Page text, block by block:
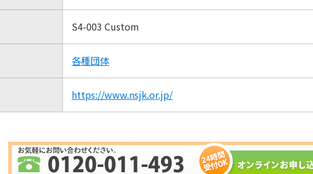
S4-003 Custom
各種団体
https://www.nsjk.or.jp/